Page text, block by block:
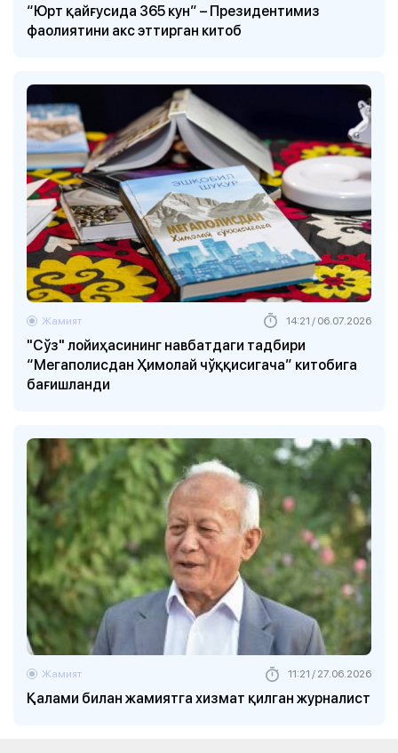
“Юрт қайғусида 365 кун” – Президентимиз
фаолиятини акс эттирган китоб
"Сўз" лойиҳасининг навбатдаги тадбири
“Мегаполисдан Ҳимолай чўққисигача” китобига
бағишланди
Жамият 14:21 / 06.07.2026
Қалами билан жамиятга хизмат қилган журналист
Жамият 11:21 / 27.06.2026